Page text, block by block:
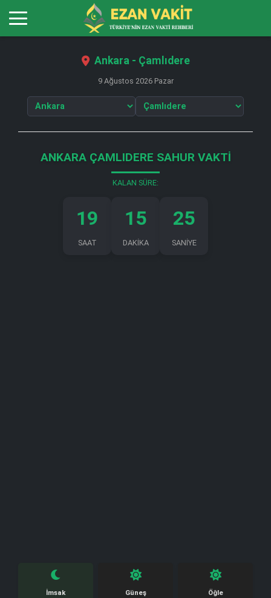
Ankara - Çamlıdere
9 Ağustos 2026 Pazar
ANKARA ÇAMLIDERE SAHUR VAKTI
KALAN SÜRE:
19
SAAT
15
DAKİKA
24
SANİYE
İmsak Güneş Öğle